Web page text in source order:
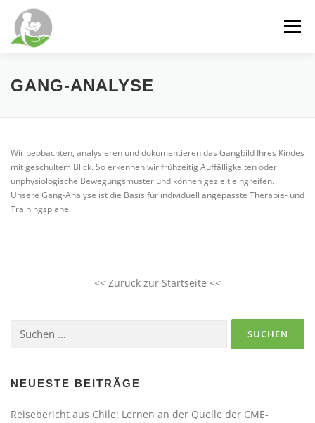
Inhalt
springen
Menü
WILLKOMMEN DIENSTLEISTUNGEN
KONTAKT NEUIGKEITEN
GANG-ANALYSE
Wir beobachten, analysieren und dokumentieren das Gangbild Ihres Kindes
mit geschultem Blick. So erkennen wir frühzeitig Auffälligkeiten oder
unphysiologische Bewegungsmuster und können gezielt eingreifen.
Unsere Gang-Analyse ist die Basis für individuell angepasste Therapie- und
Trainingspläne.
<< Zurück zur Startseite <<
nach:
NEUESTE BEITRÄGE
Reisebericht aus Chile: Lernen an der Quelle der CME-